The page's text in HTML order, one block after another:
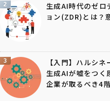
2
生成AI時代のゼロ
ョン(ZDR)とは？
3
【入門】ハルシネ
生成AIが嘘をつく
企業が取るべき4